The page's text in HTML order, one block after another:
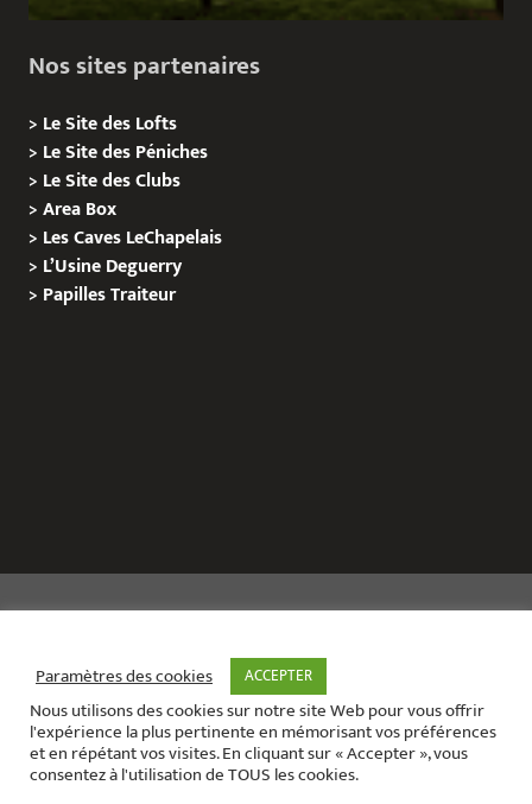
Nos sites partenaires
> Le Site des Lofts
> Le Site des Péniches
> Le Site des Clubs
>Area Box
> Les Caves LeChapelais
> L’Usine Deguerry
> PapillesTraiteur
Le site de l’évènementiel contact :01 42 71 40 79
Contact mail:contact@areabox.fr
Paramètres des cookies ACCEPTER
Nous utilisons des cookies sur notre site Web pour vous offrir
l'expérience la plus pertinente en mémorisant vos préférences
et en répétant vos visites. En cliquant sur « Accepter », vous
consentez à l'utilisation de TOUS les cookies.